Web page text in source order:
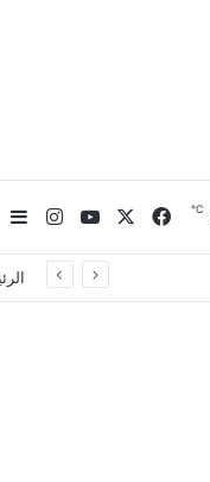
℃ فيسبوك يوتيوب